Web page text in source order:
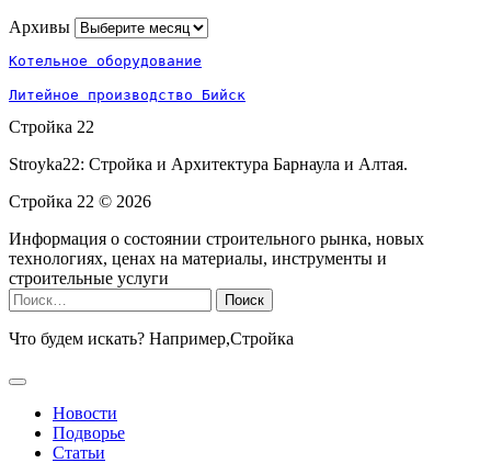
Архивы Архивы
Котельное оборудование
Литейное производство Бийск
Стройка 22
Stroyka22: Стройка и Архитектура Барнаула и Алтая.
Стройка 22 © 2026
Информация о состоянии строительного рынка, новых
технологиях, ценах на материалы, инструменты и
строительные услуги
Найти:
Что будем искать? Например,Стройка
Новости
Подворье
Статьи